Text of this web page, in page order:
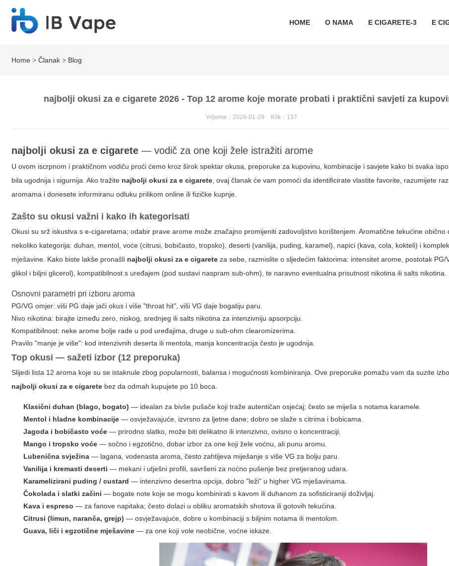
HOME O NAMA E CIGARETE-3 E
Home >Članak > Blog
najbolji okusi za e cigarete 2026 - Top 12 arome koje morate probati i praktični savjeti za
Vrijeme：2026-01-29 Klik： 137
najbolji okusi za e cigarete — vodič za one koji žele istražiti arome
U ovom iscrpnom i praktičnom vodiču proći ćemo kroz širok spektar okusa, preporuke za kupovinu, kombinacije i savjete kako bi svaka
bila ugodnija i sigurnija. Ako tražite najbolji okusi za e cigarete , ovaj članak će vam pomoći da identificirate vlastite favorite, razumijete
aromama i donesete informiranu odluku prilikom online ili fizičke kupnje.
Zašto su okusi važni i kako ih kategorisati
Okusi su srž iskustva s e-cigaretama; odabir prave arome može značajno promijeniti zadovoljstvo korištenjem. Aromatične tekućine obično
nekoliko kategorija: duhan, mentol, voće (citrusi, bobičasto, tropsko), deserti (vanilija, puding, karamel), napici (kava, cola, kokteli) i
mješavine. Kako biste lakše pronašli najbolji okusi za e cigarete za sebe, razmislite o sljedećim faktorima: intensitet arome, postotak PG/
glikol i biljni glicerol), kompatibilnost s uređajem (pod sustavi naspram sub-ohm), te naravno eventualna prisutnost nikotina ili salts nikotina.
Osnovni parametri pri izboru aroma
PG/VG omjer: viši PG daje jači okus i više "throat hit", viši VG daje bogatiju paru.
Nivo nikotina: birajte između zero, niskog, srednjeg ili salts nikotina za intenzivniju apsorpciju.
Kompatibilnost: neke arome bolje rade u pod uređajima, druge u sub-ohm clearomizerima.
Pravilo "manje je više": kod intenzivnih deserta ili mentola, manja koncentracija često je ugodnija.
Top okusi — sažeti izbor (12 preporuka)
Slijedi lista 12 aroma koje su se istaknule zbog popularnosti, balansa i mogućnosti kombiniranja. Ove preporuke pomažu vam da suzite
najbolji okusi za e cigarete bez da odmah kupujete po 10 boca.
Klasični duhan (blago, bogato) — idealan za bivše pušače koji traže autentičan osjećaj; često se miješa s notama karamele.
Mentol i hladne kombinacije — osvježavajuće, izvrsno za ljetne dane; dobro se slaže s citrima i bobicama.
Jagoda i bobičasto voće — prirodno slatko, može biti delikatno ili intenzivno, ovisno o koncentraciji.
Mango i tropsko voće — sočno i egzotično, dobar izbor za one koji žele voćnu, ali punu aromu.
Lubenična svježina — lagana, vodenasta aroma, često zahtijeva miješanje s više VG za bolju paru.
Vanilija i kremasti deserti — mekani i utješni profili, savršeni za noćno pušenje bez pretjeranog udara.
Karamelizirani puding / custard — intenzivno desertna opcija, dobro "leži" u higher VG mješavinama.
Čokolada i slatki začini — bogate note koje se mogu kombinirati s kavom ili duhanom za sofisticiraniji doživljaj.
Kava i espreso — za fanove napitaka; često dolazi u obliku aromatskih shotova ili gotovih tekućina.
Citrusi (limun, naranča, grejp) — osvježavajuće, dobre u kombinaciji s biljnim notama ili mentolom.
Guava, liči i egzotične mješavine — za one koji vole neobične, voćne iskaze.